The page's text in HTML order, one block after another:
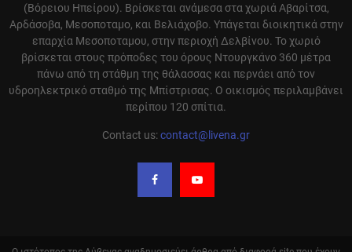
(Βόρειου Ηπείρου). Βρίσκεται ανάμεσα στα χωριά Αβαρίτσα,
Αρδάσοβα, Μεσοποταμο, και Βελιάχοβο. Υπάγεται διοικητικά στην
επαρχία Μεσοποταμου, στην περιοχή Δελβίνου. Το χωριό
βρίσκεται στους πρόποδες του όρους Ντουργκάνο 360 μέτρα
πάνω από τη στάθμη της θάλασσας και περνάει από τον
υδροηλεκτρικό σταθμό της Μπίστρισας. Ο οικισμός περιλαμβάνει
περίπου 120 σπίτια.
Contact us:contact@livena.gr